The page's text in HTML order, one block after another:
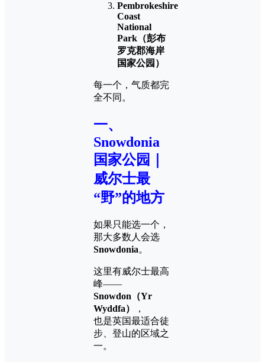
Pembrokeshire
Coast
National
Park（彭布
罗克郡海岸
国家公园）
每一个，气质都完
全不同。
一、
Snowdonia
国家公园｜
威尔士最
“野”的地方
如果只能选一个，
那大多数人会选
Snowdonia。
这里有威尔士最高
峰——
Snowdon（Yr
Wyddfa）
，
也是英国最适合徒
步、登山的区域之
一。